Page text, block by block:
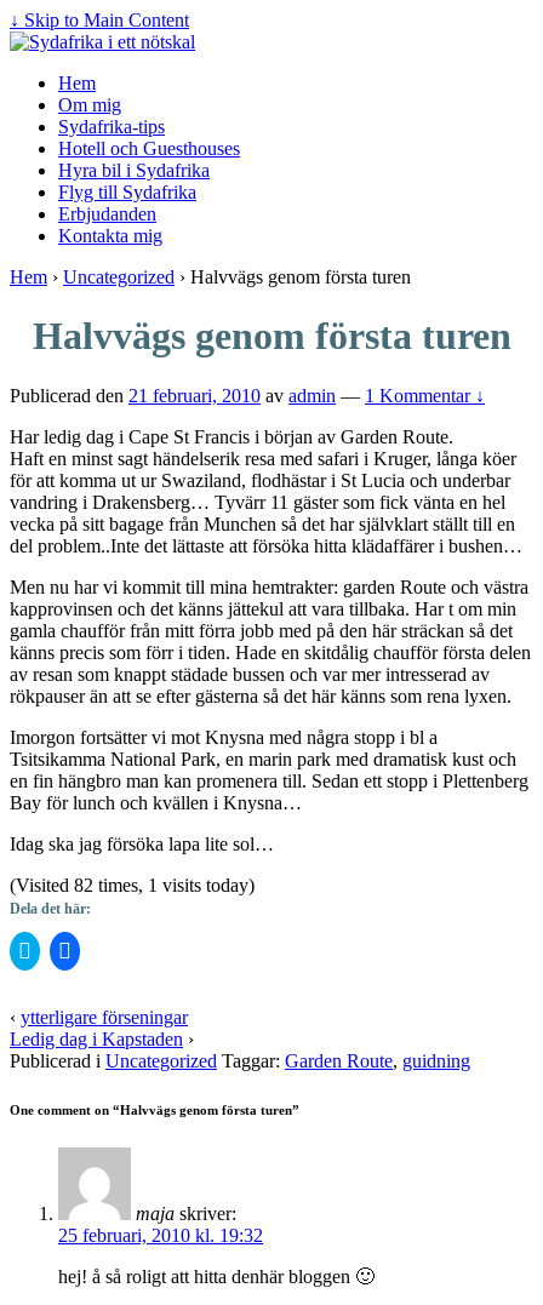
↓ Skip to Main Content
Hem
Om mig
Sydafrika-tips
Hotell och Guesthouses
Hyra bil i Sydafrika
Flyg till Sydafrika
Erbjudanden
Kontakta mig
Hem › Uncategorized › Halvvägs genom första turen
Halvvägs genom första turen
Publicerad den 21 februari, 2010 av admin — 1 Kommentar ↓
Har ledig dag i Cape St Francis i början av Garden Route.
Haft en minst sagt händelserik resa med safari i Kruger, långa köer
för att komma ut ur Swaziland, flodhästar i St Lucia och underbar
vandring i Drakensberg… Tyvärr 11 gäster som fick vänta en hel
vecka på sitt bagage från Munchen så det har självklart ställt till en
del problem..Inte det lättaste att försöka hitta klädaffärer i bushen…
Men nu har vi kommit till mina hemtrakter: garden Route och västra
kapprovinsen och det känns jättekul att vara tillbaka. Har t om min
gamla chaufför från mitt förra jobb med på den här sträckan så det
känns precis som förr i tiden. Hade en skitdålig chaufför första delen
av resan som knappt städade bussen och var mer intresserad av
rökpauser än att se efter gästerna så det här känns som rena lyxen.
Imorgon fortsätter vi mot Knysna med några stopp i bl a
Tsitsikamma National Park, en marin park med dramatisk kust och
en fin hängbro man kan promenera till. Sedan ett stopp i Plettenberg
Bay för lunch och kvällen i Knysna…
Idag ska jag försöka lapa lite sol…
(Visited 82 times, 1 visits today)
Dela det här:
Klicka
för
på
Twitter
(Öppnas
i
ett
fönster)
Klicka
för
på
Facebook
(Öppnas
i
ett
fönster)
‹ ytterligare förseningar
Ledig dag i Kapstaden ›
Publicerad i Uncategorized Taggar: Garden Route, guidning
One comment on “Halvvägs genom första turen”
maja skriver:
25 februari, 2010 kl. 19:32
hej! å så roligt att hitta denhär bloggen 🙂